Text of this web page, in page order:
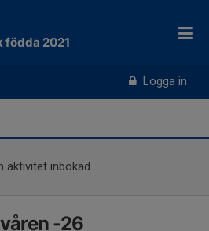
Logga in
födda 2021
aktivitet inbokad
-26